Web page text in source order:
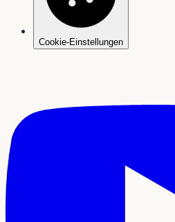
Cookie-Einstellungen